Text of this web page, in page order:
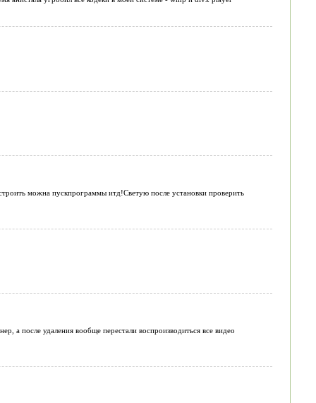
можна пускпрограммы итд!Светую после установки проверить
а после удаления вообще перестали воспроизводиться все видео